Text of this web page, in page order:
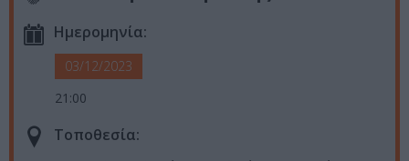
Ημερομηνία:
03/12/2023
21:00
Τοποθεσία: